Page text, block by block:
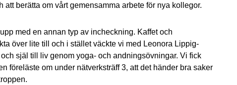
att berätta om vårt gemensamma arbete för nya kollegor.
med en annan typ av incheckning. Kaffet och
över lite till och i stället väckte vi med Leonora Lippig-
själ till liv genom yoga- och andningsövningar. Vi fick
föreläste om under nätverksträff 3, att det händer bra saker